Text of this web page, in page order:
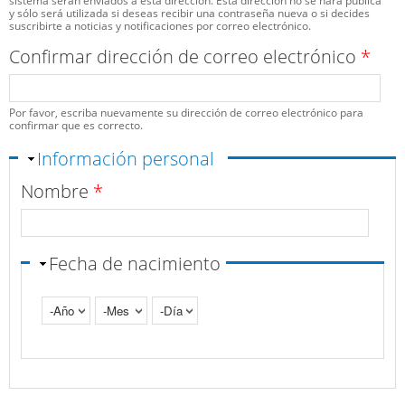
y sólo será utilizada si deseas recibir una contraseña nueva o si decides
suscribirte a noticias y notificaciones por correo electrónico.
Confirmar dirección de correo electrónico *
Por favor, escriba nuevamente su dirección de correo electrónico para
confirmar que es correcto.
Ocultar
Información personal
Nombre *
Fecha de nacimiento
Año
Mes Día